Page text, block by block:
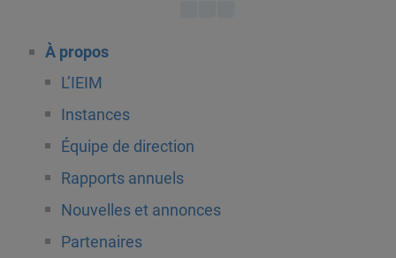
À propos
L’IEIM
Instances
Équipe de direction
Rapports annuels
Nouvelles et annonces
Partenaires